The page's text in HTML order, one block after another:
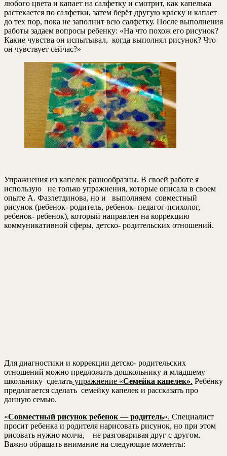
любого цвета и капает на салфетку и смотрит, как капелька
растекается по салфетки, затем берёт другую краску и капает
до тех пор, пока не заполнит всю салфетку. После выполнения
работы задаем вопросы ребенку: «На что похож его рисунок?
Какие чувства он испытывал, когда выполнял рисунок? Что
он чувствует сейчас?»
Упражнения из капелек разнообразны. В своей работе я
использую не только упражнения, которые описала в своем
опыте А. Фазлетдинова, но и выполняем совместный
рисунок (ребенок- родитель, ребенок- педагог-психолог,
ребенок- ребенок), который направлен на коррекцию
коммуникативной сферы, детско- родительских отношений.
Для диагностики и коррекции детско- родительских
отношений можно предложить дошкольнику и младшему
школьнику сделать упражнение «Семейка капелек». Ребёнку
предлагается сделать семейку капелек и рассказать про
данную семью.
«Совместный рисунок ребенок — родитель». Специалист
просит ребенка и родителя нарисовать рисунок, но при этом
рисовать нужно молча, не разговаривая друг с другом.
Важно обращать внимание на следующие моменты: